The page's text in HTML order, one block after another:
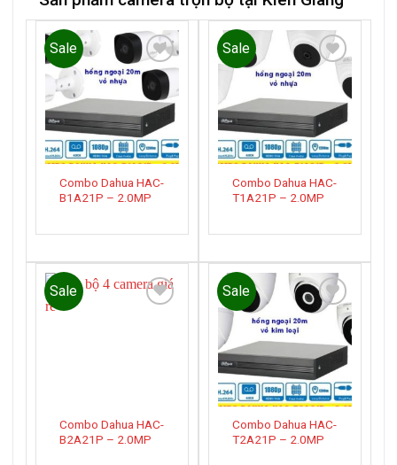
Sale
Add to
wishlist
Combo Dahua HAC-
B1A21P – 2.0MP
Sale
Add to
wishlist
Combo Dahua HAC-
T1A21P – 2.0MP
Sale
Combo Dahua HAC-
B2A21P – 2.0MP
Sale
Add to
wishlist
Combo Dahua HAC-
T2A21P – 2.0MP